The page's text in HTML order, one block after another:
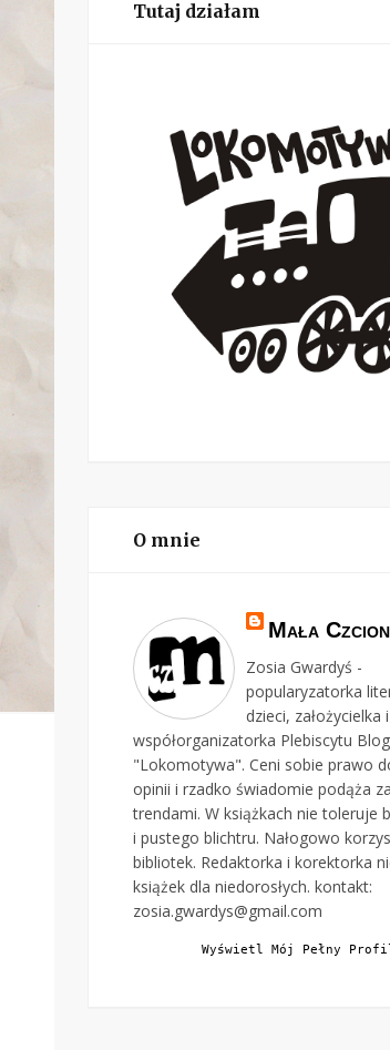
Tutaj działam
O mnie
Mała
Zosia Gwardyś -
popularyzatorka
dzieci, założycielka i
współorganizatorka Plebiscytu
"Lokomotywa". Ceni sobie prawo
opinii i rzadko świadomie podąża za
trendami. W książkach nie toleruje
i pustego blichtru. Nałogowo
bibliotek. Redaktorka i korektorka
książek dla niedorosłych. kontakt:
zosia.gwardys@gmail.com
Wyświetl Mój Pełny